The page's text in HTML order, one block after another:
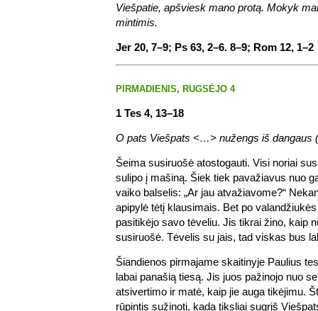
Viešpatie, apšviesk mano protą. Mokyk
mintimis.
Jer 20, 7–9; Ps 63, 2–6. 8–9; Rom 12, 1–2
PIRMADIENIS, RUGSĖJO 4
1 Tes 4, 13–18
O pats Viešpats <…> nužengs iš dangaus
Šeima susiruošė atostogauti. Visi noriai
sulipo į mašiną. Šiek tiek pavažiavus nuo
vaiko balselis: „Ar jau atvažiavome?“
apipylė tėtį klausimais. Bet po
pasitikėjo savo tėveliu. Jis tikrai žino, kaip
susiruošė. Tėvelis su jais, tad viskas bus
Šiandienos pirmajame skaitinyje Paulius
labai panašią tiesą. Jis juos pažinojo nuo
atsivertimo ir matė, kaip jie auga tikėjimu.
rūpintis sužinoti, kada tiksliai sugrįš